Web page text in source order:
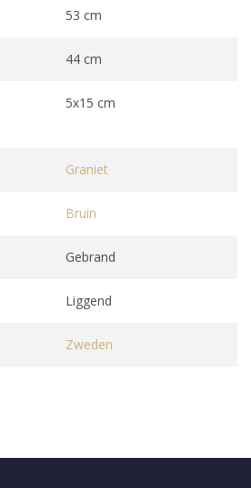
53 cm
44 cm
5x15 cm
Graniet
Bruin
Gebrand
Liggend
Zweden